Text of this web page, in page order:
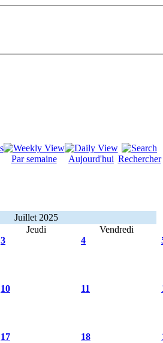
Par semaine Aujourd'hui Rechercher
Juillet 2025
Jeudi Vendredi
3 4
10 11
17 18